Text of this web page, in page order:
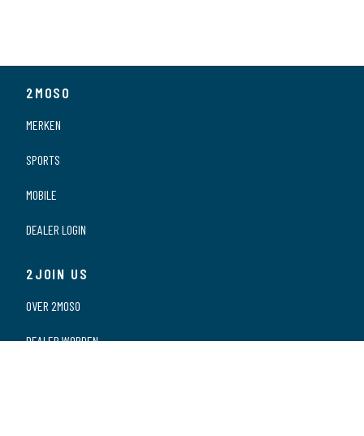
2MOSO
MERKEN
SPORTS
MOBILE
DEALER LOGIN
2JOIN US
OVER 2MOSO
DEALER WORDEN